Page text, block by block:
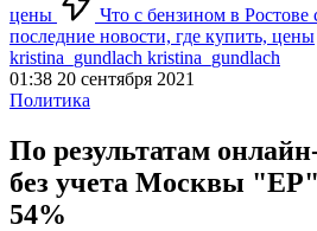
цены
Что с бензином в Ростове
последние новости, где купить, цены
kristina_gundlach kristina_gundlach
01:38 20 сентября 2021
Политика
По результатам
без учета Москвы "ЕР"
54%